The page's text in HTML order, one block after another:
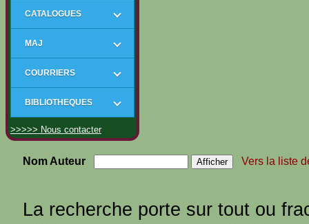
CATALOGUES
MAJ
COURRIERS
BIBLIOTHEQUES
>>>>> Nous contacter
Nom Auteur Vers la liste
La recherche porte sur tout ou